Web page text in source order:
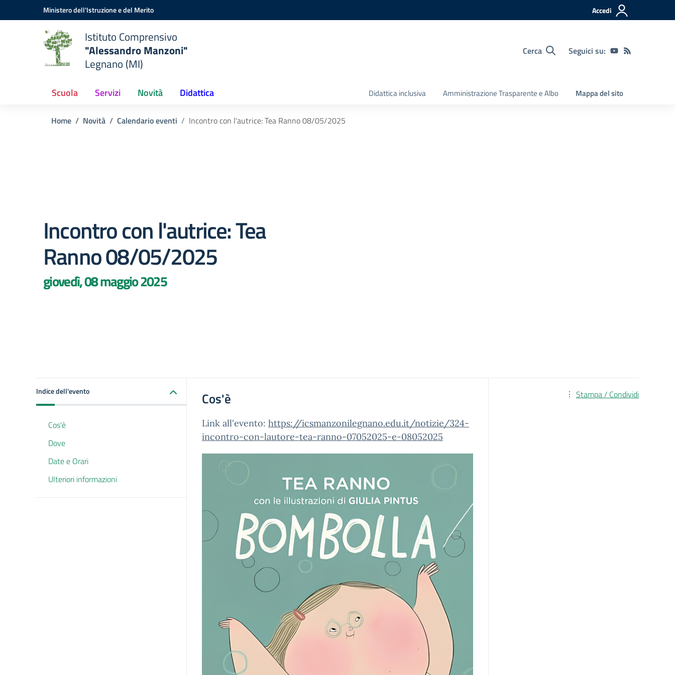
Vai ai contenuti
Vai al menu di navigazioneMinistero dell'Istruzione e del Merito Accedi
Istituto Comprensivo
"Alessandro Manzoni"
Legnano (MI)
Cerca Seguici su:
Scuola Servizi Novità Didattica Didattica inclusiva Amministrazione Trasparente e Albo Mappa del sito
Home Novità Calendario eventi Incontro con l'autrice: Tea Ranno 08/05/2025
Incontro con l'autrice: Tea
Ranno 08/05/2025
giovedì, 08 maggio 2025
Indice dell'evento
Cos'è
Dove
Date e Orari
Ulteriori informazioni
Cos'è
Link all'evento: https://icsmanzonilegnano.edu.it/notizie/324-
incontro-con-lautore-tea-ranno-07052025-e-08052025
Stampa / Condividi